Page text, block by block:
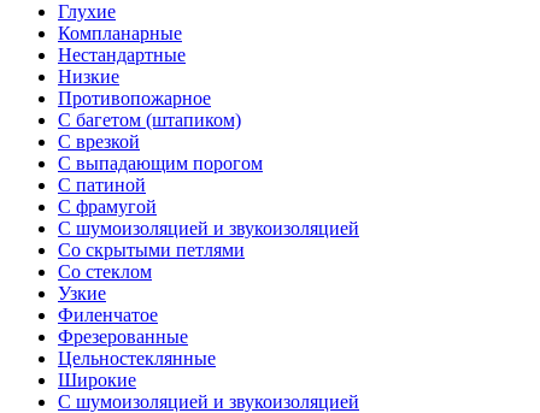
Глухие
Компланарные
Нестандартные
Низкие
Противопожарное
С багетом (штапиком)
С врезкой
С выпадающим порогом
С патиной
С фрамугой
С шумоизоляцией и звукоизоляцией
Со скрытыми петлями
Со стеклом
Узкие
Филенчатое
Фрезерованные
Цельностеклянные
Широкие
С шумоизоляцией и звукоизоляцией